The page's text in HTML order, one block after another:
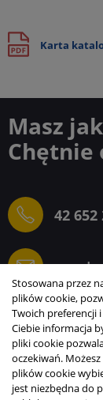
Karta
Masz
Chętnie
42 652
SP.J.
INFORMACJE
Stosowana przez
plików cookie,
Twoich preferencji
Ciebie informacja
pliki cookie
oczekiwań.
plików cookie
jest niezbędna do